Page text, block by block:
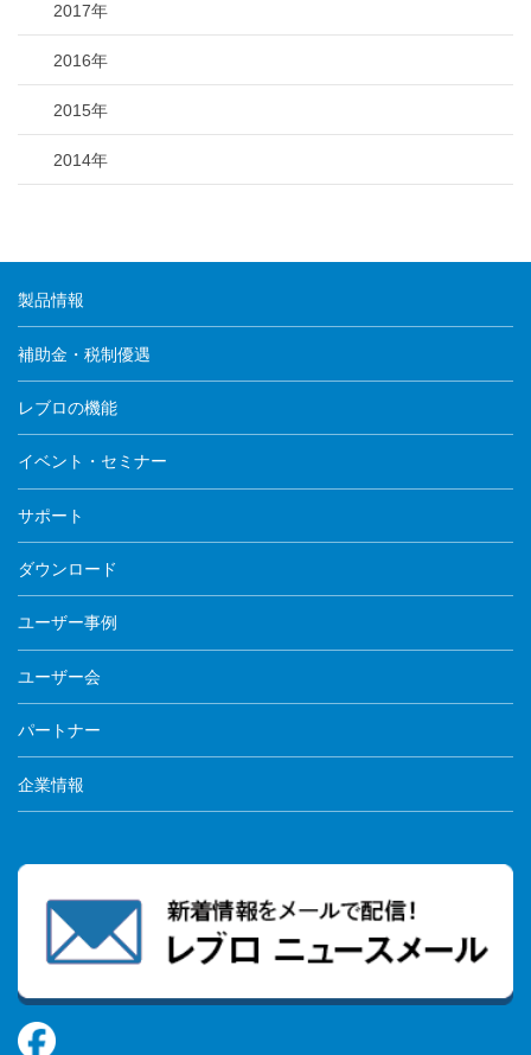
2017年
2016年
2015年
2014年
製品情報
補助金・税制優遇
レブロの機能
イベント・セミナー
サポート
ダウンロード
ユーザー事例
ユーザー会
パートナー
企業情報